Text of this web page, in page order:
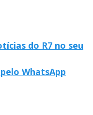
do R7 no seu
WhatsApp